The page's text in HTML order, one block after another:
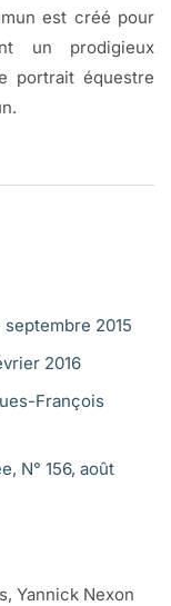
est créé pour
un prodigieux
portrait équestre
honorum (1586-
2015
2016
François
N° 156, août
Yannick Nexon